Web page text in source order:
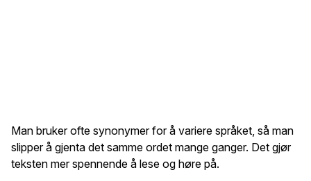
Man bruker ofte synonymer for å variere språket, så man
slipper å gjenta det samme ordet mange ganger. Det gjør
teksten mer spennende å lese og høre på.